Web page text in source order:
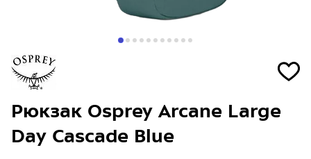
Рюкзак Osprey Arcane Large
Day Cascade Blue